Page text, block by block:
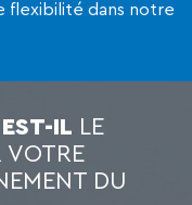
flexibilité dans notre
IL LE
VOTRE
DU